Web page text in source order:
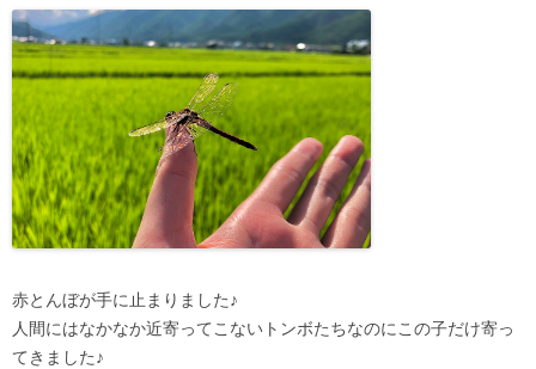
赤とんぼが手に止まりました♪
人間にはなかなか近寄ってこないトンボたちなのにこの子だけ寄っ
てきました♪